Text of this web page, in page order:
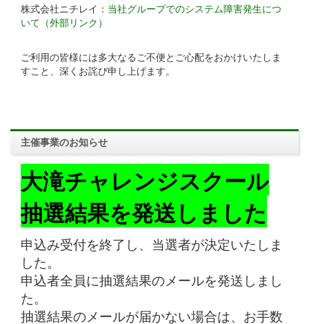
株式会社ニチレイ： 当社グループでのシステム障害発生につ
いて（外部リンク）
ご利用の皆様には多大なるご不便とご心配をおかけいたしま
すこと、深くお詫び申し上げます。
主催事業のお知らせ
大滝チャレンジスクール
抽選結果を発送しました
申込み受付を終了し、当選者が決定いたしま
した。
申込者全員に抽選結果のメールを発送しまし
た。
抽選結果のメールが届かない場合は、お手数